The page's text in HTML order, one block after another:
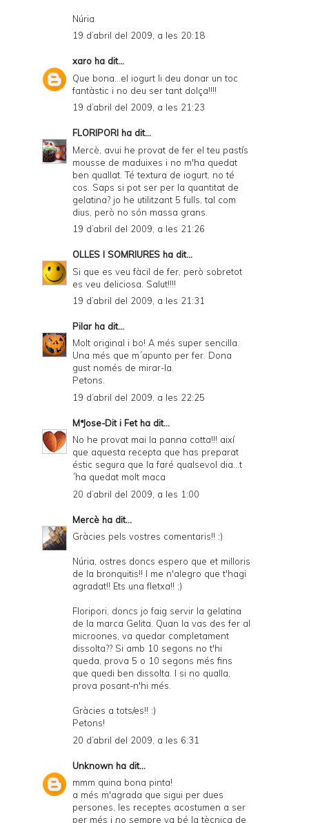
Núria
19 d’abril del 2009, a les 20:18
xaro ha dit...
Que bona...el iogurt li deu donar un toc
fantàstic i no deu ser tant dolça!!!!
19 d’abril del 2009, a les 21:23
FLORIPORI ha dit...
Mercè, avui he provat de fer el teu pastís
mousse de maduixes i no m'ha quedat
ben quallat. Té textura de iogurt, no té
cos. Saps si pot ser per la quantitat de
gelatina? jo he utilitzant 5 fulls, tal com
dius, però no són massa grans.
19 d’abril del 2009, a les 21:26
OLLES I SOMRIURES ha dit...
Si que es veu fàcil de fer, però sobretot
es veu deliciosa. Salut!!!!
19 d’abril del 2009, a les 21:31
Pilar ha dit...
Molt original i bo! A més super sencilla.
Una més que m´apunto per fer. Dona
gust només de mirar-la.
Petons.
19 d’abril del 2009, a les 22:25
MªJose-Dit i Fetha dit...
No he provat mai la panna cotta!!! així
que aquesta recepta que has preparat
éstic segura que la faré qualsevol dia...t
´ha quedat molt maca
20 d’abril del 2009, a les 1:00
Mercè ha dit...
Gràcies pels vostres comentaris!! :)
Núria, ostres doncs espero que et milloris
de la bronquitis!! I me n'alegro que t'hagi
agradat!! Ets una fletxa!! ;)
Floripori, doncs jo faig servir la gelatina
de la marca Gelita. Quan la vas des fer al
microones, va quedar completament
dissolta?? Si amb 10 segons no t'hi
queda, prova 5 o 10 segons més fins
que quedi ben dissolta. I si no qualla,
prova posant-n'hi més.
Gràcies a tots/es!! :)
Petons!
20 d’abril del 2009, a les 6:31
Unknown ha dit...
mmm quina bona pinta!
a més m'agrada que sigui per dues
persones, les receptes acostumen a ser
per més i no sempre va bé la tècnica de